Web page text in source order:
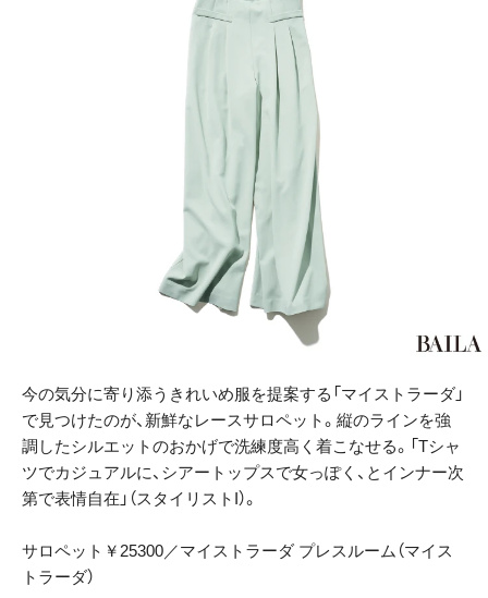
今の気分に寄り添うきれいめ服を提案する「マイストラーダ」
で見つけたのが、新鮮なレースサロペット。縦のラインを強
調したシルエットのおかげで洗練度高く着こなせる。「Tシャ
ツでカジュアルに、シアートップスで女っぽく、とインナー次
第で表情自在」（スタイリストI）。
サロペット￥25300／マイストラーダ プレスルーム（マイス
トラーダ）